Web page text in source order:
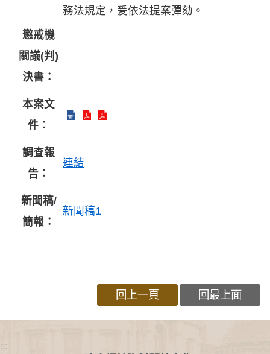
務法規定，爰依法提案彈劾。
懲戒機
關議(判)
決書：
本案文
件：
調查報
告：
連結
新聞稿/
簡報：
新聞稿1
回上一頁 回最上面
:::